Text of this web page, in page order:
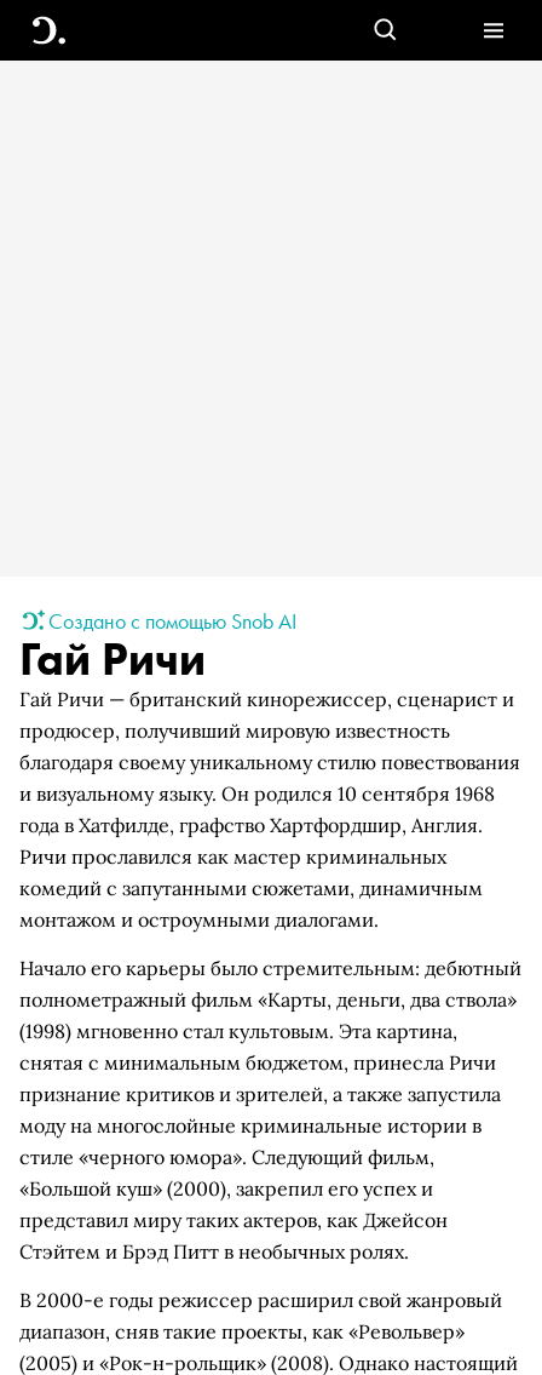
Создано с помощью Snob AI
Гай Ричи
Гай Ричи — британский кинорежиссер, сценарист и
продюсер, получивший мировую известность
благодаря своему уникальному стилю повествования
и визуальному языку. Он родился 10 сентября 1968
года в Хатфилде, графство Хартфордшир, Англия.
Ричи прославился как мастер криминальных
комедий с запутанными сюжетами, динамичным
монтажом и остроумными диалогами.
Начало его карьеры было стремительным: дебютный
полнометражный фильм «Карты, деньги, два ствола»
(1998) мгновенно стал культовым. Эта картина,
снятая с минимальным бюджетом, принесла Ричи
признание критиков и зрителей, а также запустила
моду на многослойные криминальные истории в
стиле «черного юмора». Следующий фильм,
«Большой куш» (2000), закрепил его успех и
представил миру таких актеров, как Джейсон
Стэйтем и Брэд Питт в необычных ролях.
В 2000-е годы режиссер расширил свой жанровый
диапазон, сняв такие проекты, как «Револьвер»
(2005) и «Рок-н-рольщик» (2008). Однако настоящий